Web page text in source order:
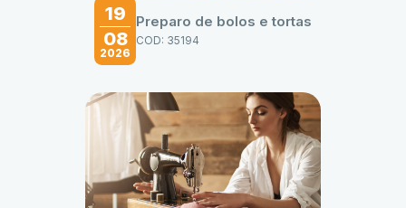
19
08
2026
Preparo de bolos e tortas
COD: 35194